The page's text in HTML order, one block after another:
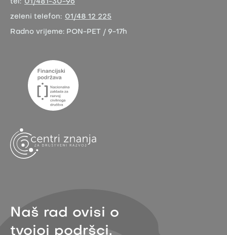
tel: 01/481-30-96
zeleni telefon: 01/48 12 225
Radno vrijeme: PON-PET / 9-17h
Naš rad ovisi o
tvojoj podršci.